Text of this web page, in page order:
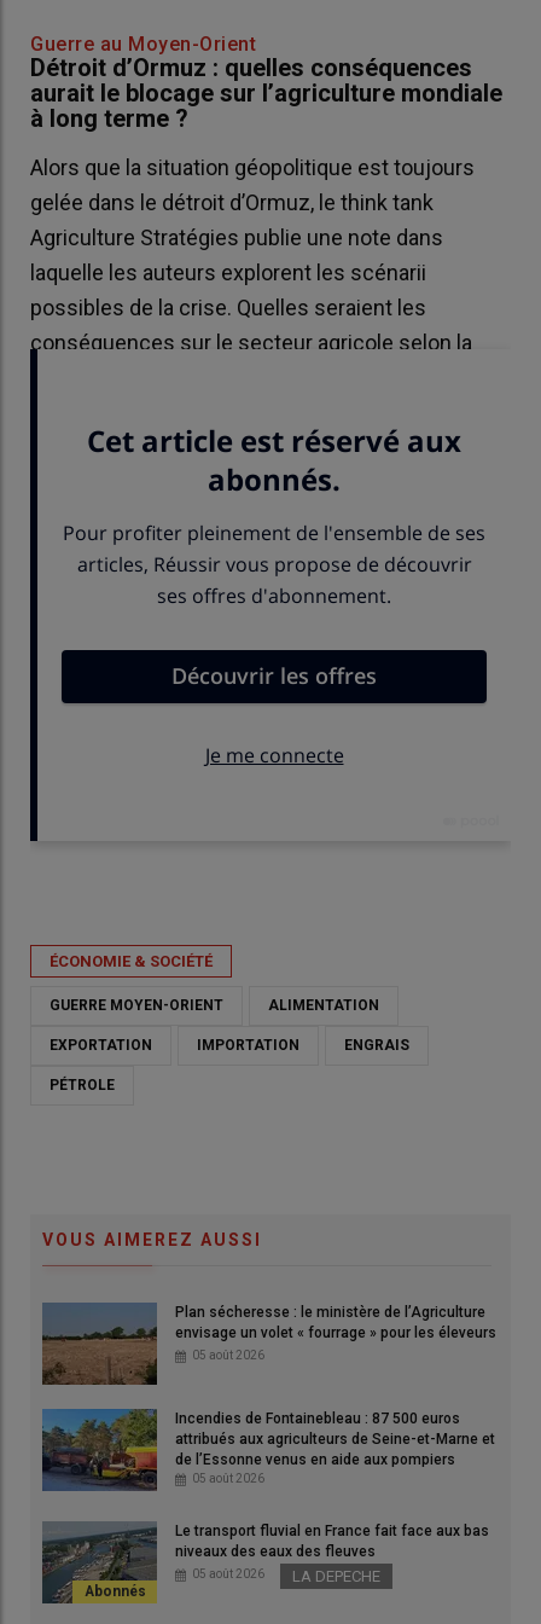
Guerre au Moyen-Orient
Détroit d’Ormuz : quelles conséquences
aurait le blocage sur l’agriculture mondiale
à long terme ?
Alors que la situation géopolitique est toujours
gelée dans le détroit d’Ormuz, le think tank
Agriculture Stratégies publie une note dans
laquelle les auteurs explorent les scénarii
possibles de la crise. Quelles seraient les
conséquences sur le secteur agricole selon la
sur la crise du détroit d’Ormuz sont « deux pôles probables
d’une zone grise dans laquelle s’est installée l’économie
© Capture d’écran Marine traffic – Carte Mapbox /
OpenStreetMap – 29 avril 2026
Le blocage, même partiel, de cecouloir maritimeconstitue une
menace directe pour lesrendements agricolesetl’équilibre
alimentairedes pays les plus fragiles. » Dans unenote
publiée le 20 avril 2026, le think tank
décryptent les conséquences de la guerre au Moyen-Orient
et en particulier du blocage dudétroit d’Ormuz
agricole.
ÉCONOMIE & SOCIÉTÉ
GUERRE MOYEN-ORIENT ALIMENTATION
EXPORTATION IMPORTATION ENGRAIS
PÉTROLE
VOUS AIMEREZ AUSSI
Plan sécheresse : le ministère de l’Agriculture
envisage un volet « fourrage » pour les éleveurs
05 août 2026
Incendies de Fontainebleau : 87 500 euros
attribués aux agriculteurs de Seine-et-Marne et
de l’Essonne venus en aide aux pompiers
05 août 2026
Le transport fluvial en France fait face aux bas
niveaux des eaux des fleuves
05 août 2026 LA DEPECHE